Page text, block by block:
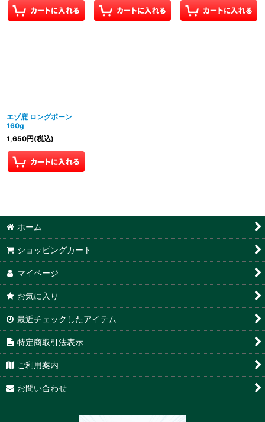
エゾ鹿 ロングボーン
160g
1,650円(税込)
ホーム
ショッピングカート
マイページ
お気に入り
最近チェックしたアイテム
特定商取引法表示
ご利用案内
お問い合わせ